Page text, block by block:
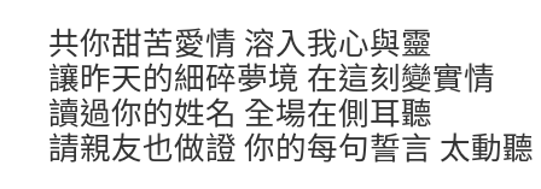
共你甜苦愛情 溶入我心與靈
讓昨天的細碎夢境 在這刻變實情
讀過你的姓名 全場在側耳聽
請親友也做證 你的每句誓言 太動聽